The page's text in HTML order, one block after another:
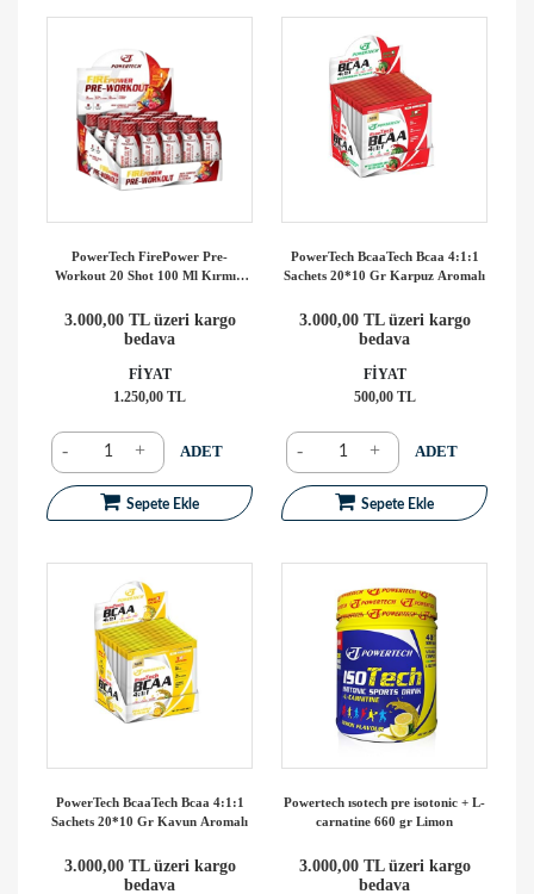
PowerTech FirePower Pre-
Workout 20 Shot 100 Ml Kırmızı
3.000,00 TL üzeri kargo
bedava
FİYAT
1.250,00 TL
- + ADET
Sepete Ekle
PowerTech BcaaTech Bcaa 4:1:1
Sachets 20*10 Gr Karpuz Aromalı
3.000,00 TL üzeri kargo
bedava
FİYAT
500,00 TL
- + ADET
Sepete Ekle
PowerTech BcaaTech Bcaa 4:1:1
Sachets 20*10 Gr Kavun Aromalı
3.000,00 TL üzeri kargo
bedava
Powertech ısotech pre isotonic + L-
carnatine 660 gr Limon
3.000,00 TL üzeri kargo
bedava